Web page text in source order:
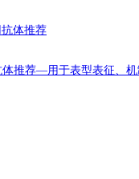
体推荐
推荐—用于表型表征、